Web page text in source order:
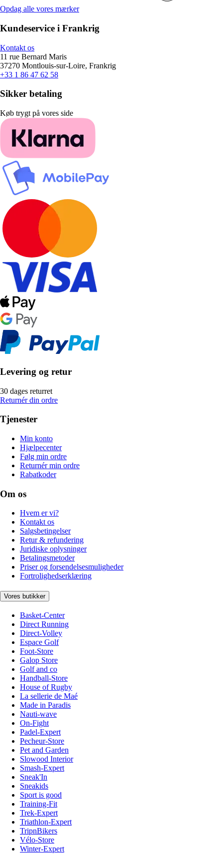
Opdag alle vores mærker
Kundeservice i Frankrig
Kontakt os
11 rue Bernard Maris
37270 Montlouis-sur-Loire, Frankrig
+33 1 86 47 62 58
Sikker betaling
Køb trygt på vores side
Levering og retur
30 dages returret
Returnér din ordre
Tjenester
Min konto
Hjælpecenter
Følg min ordre
Returnér min ordre
Rabatkoder
Om os
Hvem er vi?
Kontakt os
Salgsbetingelser
Retur & refundering
Juridiske oplysninger
Betalingsmetoder
Priser og forsendelsesmuligheder
Fortrolighedserklæring
Vores butikker
Basket-Center
Direct Running
Direct-Volley
Espace Golf
Foot-Store
Galop Store
Golf and co
Handball-Store
House of Rugby
La sellerie de Maé
Made in Paradis
Nauti-wave
On-Fight
Padel-Expert
Pecheur-Store
Pet and Garden
Slowood Interior
Smash-Expert
Sneak'In
Sneakids
Sport is good
Training-Fit
Trek-Expert
Triathlon-Expert
TripnBikers
Vélo-Store
Winter-Expert